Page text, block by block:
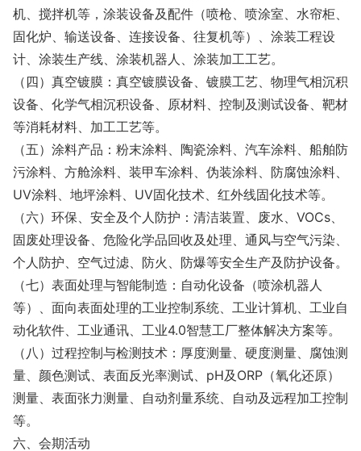
机、搅拌机等，涂装设备及配件（喷枪、喷涂室、水帘柜、
固化炉、输送设备、连接设备、往复机等）、涂装工程设
计、涂装生产线、涂装机器人、涂装加工工艺。
（四）真空镀膜：真空镀膜设备、镀膜工艺、物理气相沉积
设备、化学气相沉积设备、原材料、控制及测试设备、靶材
等消耗材料、加工工艺等。
（五）涂料产品：粉末涂料、陶瓷涂料、汽车涂料、船舶防
污涂料、方舱涂料、装甲车涂料、伪装涂料、防腐蚀涂料、
UV涂料、地坪涂料、UV固化技术、红外线固化技术等。
（六）环保、安全及个人防护：清洁装置、废水、VOCs、
固废处理设备、危险化学品回收及处理、通风与空气污染、
个人防护、空气过滤、防火、防爆等安全生产及防护设备。
（七）表面处理与智能制造：自动化设备（喷涂机器人
等）、面向表面处理的工业控制系统、工业计算机、工业自
动化软件、工业通讯、工业4.0智慧工厂整体解决方案等。
（八）过程控制与检测技术：厚度测量、硬度测量、腐蚀测
量、颜色测试、表面反光率测试、pH及ORP（氧化还原）
测量、表面张力测量、自动剂量系统、自动及远程加工控制
等。
六、会期活动